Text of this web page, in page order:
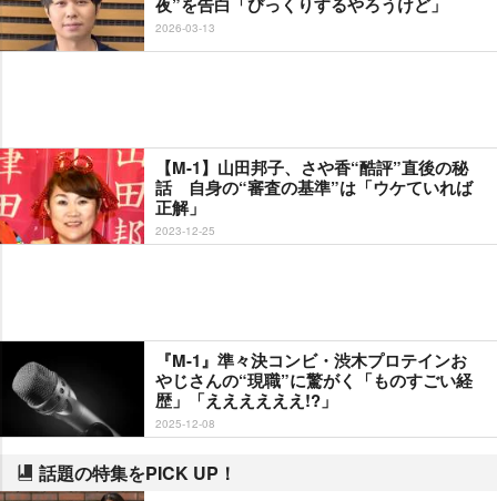
2026-03-13
【M-1】山田邦子、さや香“酷評”直後の秘
話 自身の“審査の基準”は「ウケていれば
正解」
2023-12-25
『M-1』準々決コンビ・渋木プロテインお
じさんの“現職”に驚がく「ものすごい経
歴」「ええええええ!?」
2025-12-08
話題の特集をPICK UP！